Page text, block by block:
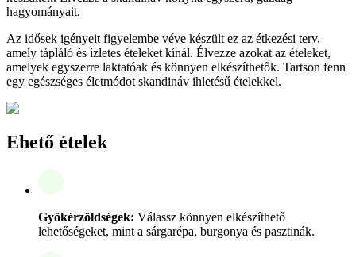
hagyományait.
Az idősek igényeit figyelembe véve készült ez az étkezési terv,
amely tápláló és ízletes ételeket kínál. Élvezze azokat az ételeket,
amelyek egyszerre laktatóak és könnyen elkészíthetők. Tartson fenn
egy egészséges életmódot skandináv ihletésű ételekkel.
Ehető ételek
Gyökérzöldségek: Válassz könnyen elkészíthető
lehetőségeket, mint a sárgarépa, burgonya és pasztinák.